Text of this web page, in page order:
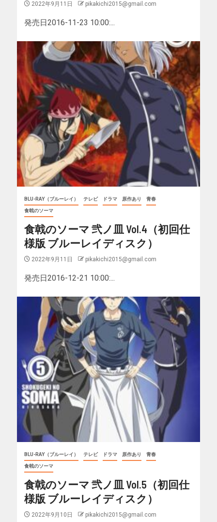
2022年9月11日 pikakichi2015@gmail.com
発売日2016-11-23 10:00:...
BLU-RAY（ブルーレイ） テレビ ドラマ 原作あり 青春
食戟のソーマ
食戟のソーマ 弐ノ皿 Vol.4（初回仕
様版 ブルーレイディスク）
2022年9月11日 pikakichi2015@gmail.com
発売日2016-12-21 10:00:...
BLU-RAY（ブルーレイ） テレビ ドラマ 原作あり 青春
食戟のソーマ
食戟のソーマ 弐ノ皿 Vol.5（初回仕
様版 ブルーレイディスク）
2022年9月10日 pikakichi2015@gmail.com